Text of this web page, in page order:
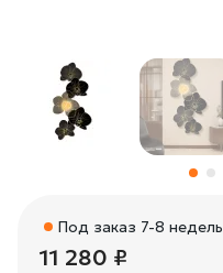
Под заказ 7-8 недель
11 280 ₽